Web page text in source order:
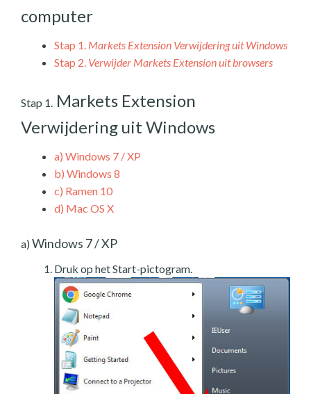
computer
Stap 1. Markets Extension Verwijdering uit Windows
Stap 2. Verwijder Markets Extension uit browsers
Stap 1. Markets Extension
Verwijdering uit Windows
a) Windows 7 / XP
b) Windows 8
c) Ramen 10
d) Mac OS X
a) Windows 7 / XP
Druk op het Start-pictogram.